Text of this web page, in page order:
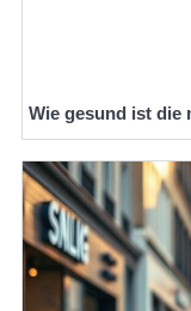
Wie gesund ist die